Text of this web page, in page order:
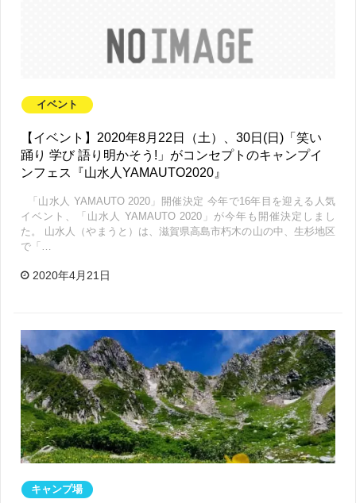
イベント
【イベント】2020年8月22日（土）、30日(日)「笑い
踊り 学び 語り明かそう!」がコンセプトのキャンプイ
ンフェス『山水人YAMAUTO2020』
「山水人 YAMAUTO 2020」開催決定 今年で16年目を迎える人気
イベント、「山水人 YAMAUTO 2020」が今年も開催決定しまし
た。 山水人（やまうと）は、滋賀県高島市朽木の山の中、生杉地区
で「…
2020年4月21日
キャンプ場